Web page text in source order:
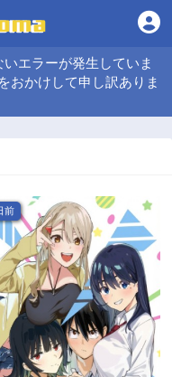
エラーが発生していま
おかけして申し訳ありま
前